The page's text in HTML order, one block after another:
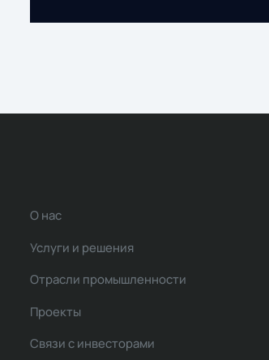
О нас
Услуги и решения
Отрасли промышленности
Проекты
Связи с инвесторами